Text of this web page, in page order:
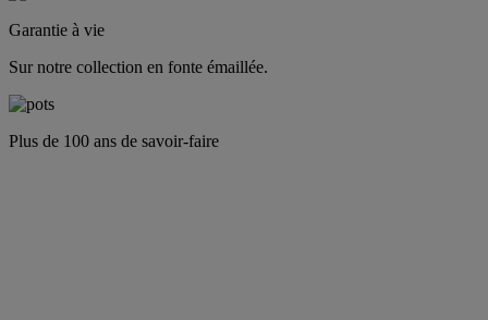
Garantie à vie
Sur notre collection en fonte émaillée.
Plus de 100 ans de savoir-faire